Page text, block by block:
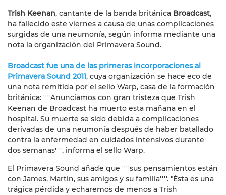
Trish Keenan, cantante de la banda británica Broadcast,
ha fallecido este viernes a causa de unas complicaciones
surgidas de una neumonía, según informa mediante una
nota la organización del Primavera Sound.
Broadcast fue una de las primeras incorporaciones al
Primavera Sound 2011, cuya organización se hace eco de
una nota remitida por el sello Warp, casa de la formación
británica: ''''Anunciamos con gran tristeza que Trish
Keenan de Broadcast ha muerto esta mañana en el
hospital. Su muerte se sido debida a complicaciones
derivadas de una neumonía después de haber batallado
contra la enfermedad en cuidados intensivos durante
dos semanas'''', informa el sello Warp.
El Primavera Sound añade que ''''sus pensamientos están
con James, Martin, sus amigos y su familia''''. "Ésta es una
trágica pérdida y echaremos de menos a Trish